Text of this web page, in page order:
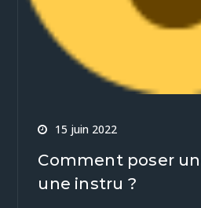
15 juin 2022
Comment poser
une instru ?